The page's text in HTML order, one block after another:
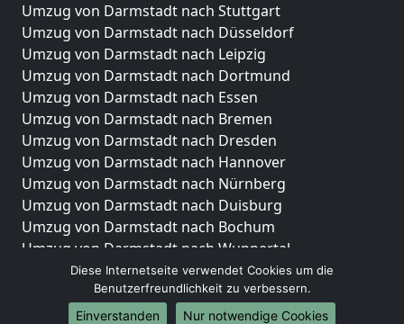
Umzug von Darmstadt nach Stuttgart
Umzug von Darmstadt nach Düsseldorf
Umzug von Darmstadt nach Leipzig
Umzug von Darmstadt nach Dortmund
Umzug von Darmstadt nach Essen
Umzug von Darmstadt nach Bremen
Umzug von Darmstadt nach Dresden
Umzug von Darmstadt nach Hannover
Umzug von Darmstadt nach Nürnberg
Umzug von Darmstadt nach Duisburg
Umzug von Darmstadt nach Bochum
Umzug von Darmstadt nach Wuppertal
Umzug von Darmstadt nach Bielefeld
Umzug von Darmstadt nach Bonn
Umzug von Darmstadt nach Münster
Diese Internetseite verwendet Cookies um die
Benutzerfreundlichkeit zu verbessern.
Einverstanden
Nur notwendige Cookies